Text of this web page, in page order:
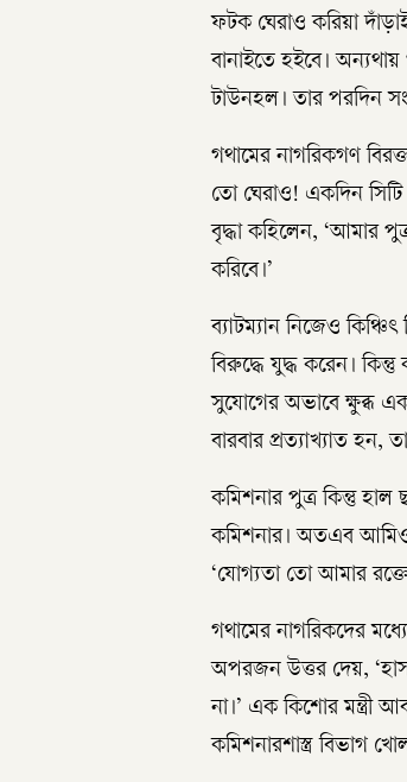
ফটক ঘেরাও করিয়া
বানাইতে হইবে।
টাউনহল। তার পরদিন
গথামের নাগরিকগণ
তো ঘেরাও! একদিন
বৃদ্ধা কহিলেন, ‘আমার
করিবে।’
ব্যাটম্যান নিজেও
বিরুদ্ধে যুদ্ধ করেন।
সুযোগের অভাবে ক্ষুব্ধ এক
বারবার প্রত্যাখ্যাত
কমিশনার পুত্র কিন্তু হাল
কমিশনার। অতএব আমিও
‘যোগ্যতা তো আমার
গথামের নাগরিকদের
অপরজন উত্তর দেয়,
না।’ এক কিশোর মন্ত্রী
কমিশনারশাস্ত্র বিভাগ